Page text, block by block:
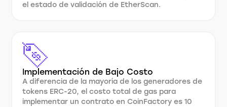
el estado de validación de EtherScan.
Implementación de Bajo Costo
A diferencia de la mayoría de los generadores de
tokens ERC-20, el costo total de gas para
implementar un contrato en CoinFactory es 10